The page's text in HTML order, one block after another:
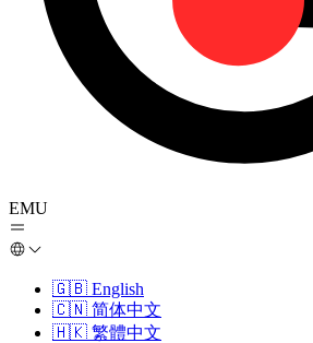
EMU
🇬🇧 English
🇨🇳 简体中文
🇭🇰 繁體中文